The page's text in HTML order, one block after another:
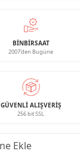
BINBIRSAAT
2007'den Bugüne
GÜVENLI ALIŞVERIŞ
256 bit SSL
Ekle